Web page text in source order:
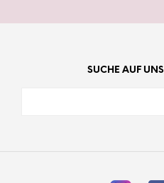
SUCHE AUF